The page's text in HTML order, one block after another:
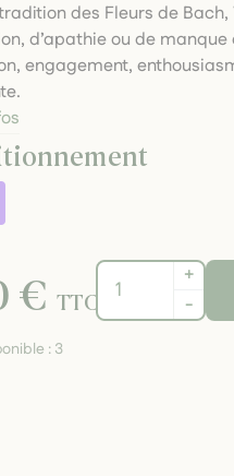
des Fleurs de
d’apathie ou de
engagement,
€TTC
+
-
: 3